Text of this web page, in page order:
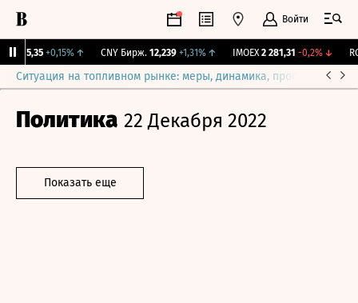
Войти
115,35 +0,15%↑ CNY Бирж. 12,239 +1,31% ↑ IMOEX 2 281,31 -0,2%↓
Ситуация на топливном рынке: меры, динамика, прогнозы
Политика 22 Декабря 2022
Показать еще